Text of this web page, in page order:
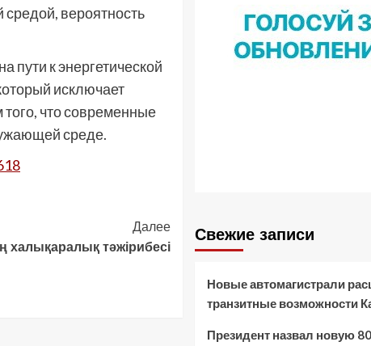
средой, вероятность
пути к энергетической
исключает
что современные
среде.
Далее
халықаралық тәжірибесі
Свежие записи
Новые автомагистрали
транзитные возможности
Президент назвал новую